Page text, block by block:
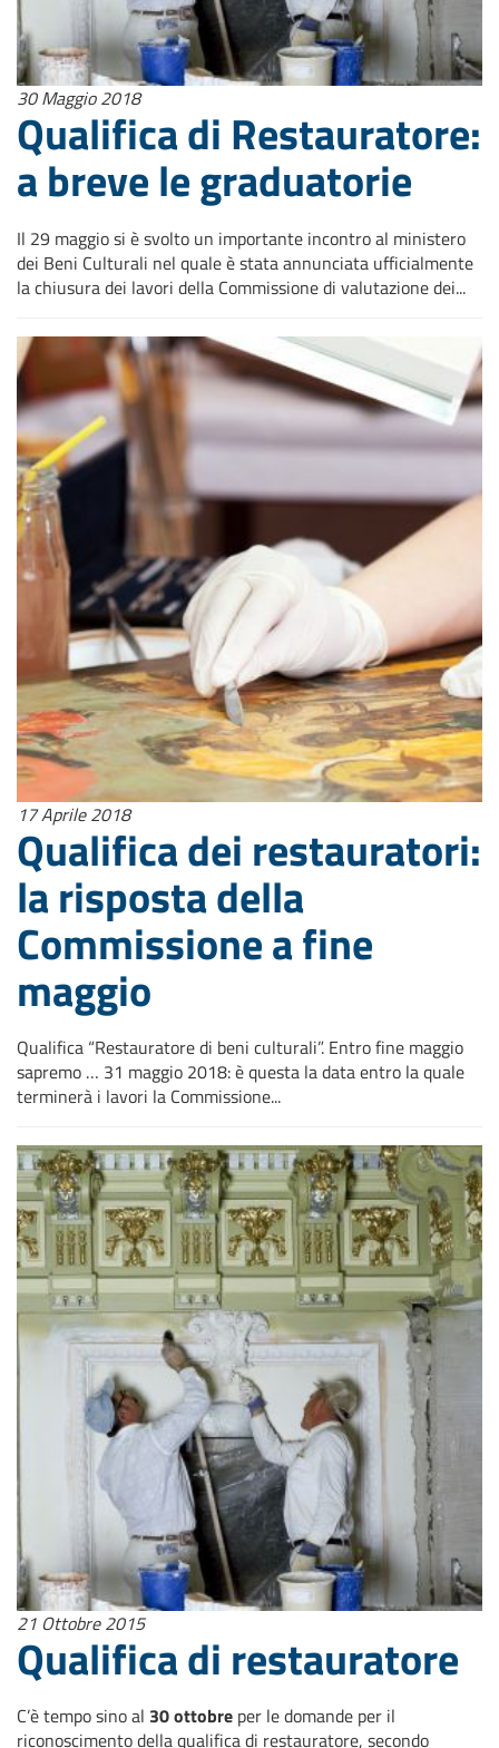
30 Maggio 2018
Qualifica di Restauratore:
a breve le graduatorie
Il 29 maggio si è svolto un importante incontro al ministero
dei Beni Culturali nel quale è stata annunciata ufficialmente
la chiusura dei lavori della Commissione di valutazione dei...
17 Aprile 2018
Qualifica dei restauratori:
la risposta della
Commissione a fine
maggio
Qualifica “Restauratore di beni culturali”. Entro fine maggio
sapremo … 31 maggio 2018: è questa la data entro la quale
terminerà i lavori la Commissione...
21 Ottobre 2015
Qualifica di restauratore
C’è tempo sino al 30 ottobre per le domande per il
riconoscimento della qualifica di restauratore, secondo